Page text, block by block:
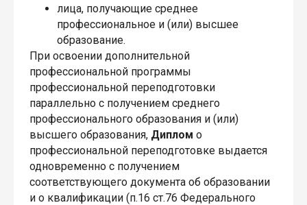
лица, получающие среднее
профессиональное и (или) высшее
образование.
При освоении дополнительной
профессиональной программы
профессиональной переподготовки
параллельно с получением среднего
профессионального образования и (или)
высшего образования, Диплом о
профессиональной переподготовке выдается
одновременно с получением
соответствующего документа об образовании
и о квалификации (п.16 ст.76 Федерального